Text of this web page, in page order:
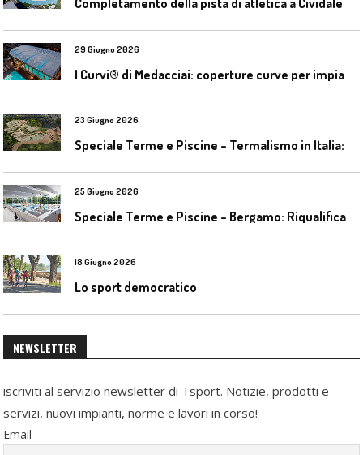
29 Giugno 2026
23 Giugno 2026
25 Giugno 2026
18 Giugno 2026
Lo sport democratico
NEWSLETTER
iscriviti al servizio newsletter di Tsport. Notizie, prodotti e
servizi, nuovi impianti, norme e lavori in corso!
Email